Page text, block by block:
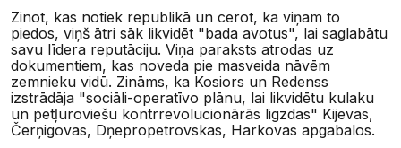
Zinot, kas notiek republikā un cerot, ka viņam to
piedos, viņš ātri sāk likvidēt "bada avotus", lai saglabātu
savu līdera reputāciju. Viņa paraksts atrodas uz
dokumentiem, kas noveda pie masveida nāvēm
zemnieku vidū. Zināms, ka Kosiors un Redenss
izstrādāja "sociāli-operatīvo plānu, lai likvidētu kulaku
un petļuroviešu kontrrevolucionārās ligzdas" Kijevas,
Čerņigovas, Dņepropetrovskas, Harkovas apgabalos.